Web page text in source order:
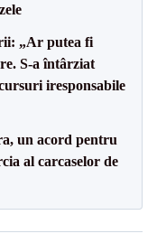
„Ar putea fi
S-a întârziat
iresponsabile
un acord pentru
al carcaselor de